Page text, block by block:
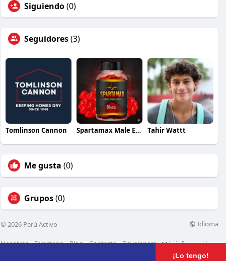
¡Lo tengo!
Siguiendo(0)
Seguidores(3)
Tomlinson Cannon Spartamax Male Enhancement Gummies Tahir Wattt
Me gusta (0)
Grupos(0)
© 2026 Perú Activo Idioma
Nosotros Directorio Blog Contacto Developers Más información